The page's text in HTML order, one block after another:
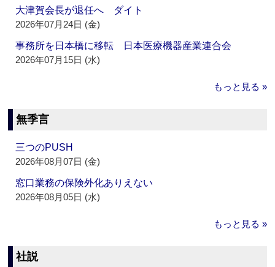
大津賀会長が退任へ ダイト
2026年07月24日 (金)
事務所を日本橋に移転 日本医療機器産業連合会
2026年07月15日 (水)
もっと見る »
無季言
三つのPUSH
2026年08月07日 (金)
窓口業務の保険外化ありえない
2026年08月05日 (水)
もっと見る »
社説